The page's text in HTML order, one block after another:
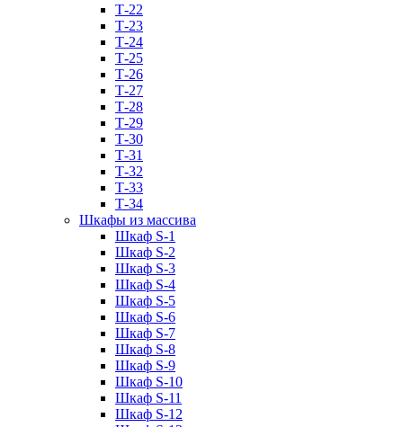
Т-22
Т-23
Т-24
Т-25
Т-26
Т-27
Т-28
Т-29
Т-30
Т-31
Т-32
Т-33
Т-34
Шкафы из массива
Шкаф S-1
Шкаф S-2
Шкаф S-3
Шкаф S-4
Шкаф S-5
Шкаф S-6
Шкаф S-7
Шкаф S-8
Шкаф S-9
Шкаф S-10
Шкаф S-11
Шкаф S-12